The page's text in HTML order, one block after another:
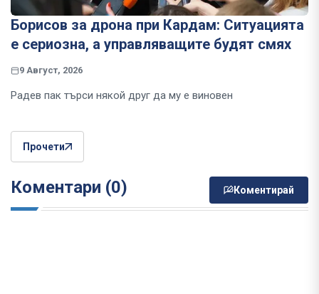
Борисов за дрона при Кардам: Ситуацията
е сериозна, а управляващите будят смях
9 Август, 2026
Радев пак търси някой друг да му е виновен
Прочети
Коментари (0) Коментирай